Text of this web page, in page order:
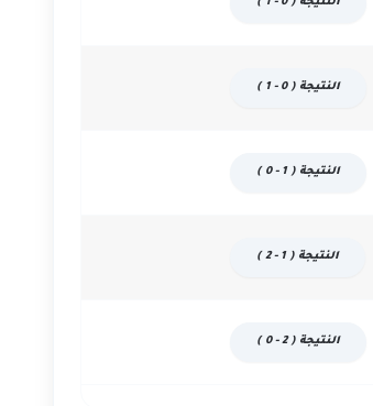
النتيجة ( 0 - 1 )
النتيجة ( 0 - 1 )
النتيجة ( 1 - 0 )
النتيجة ( 1 - 2 )
النتيجة ( 2 - 0 )